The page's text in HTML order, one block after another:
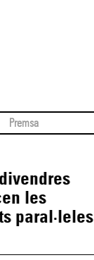
Premsa
les
paral·leles